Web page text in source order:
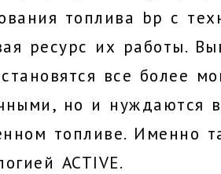
топлива bp с
ресурс их работы.
все более
но и нуждаются
топливе. Именно
ACTIVE.